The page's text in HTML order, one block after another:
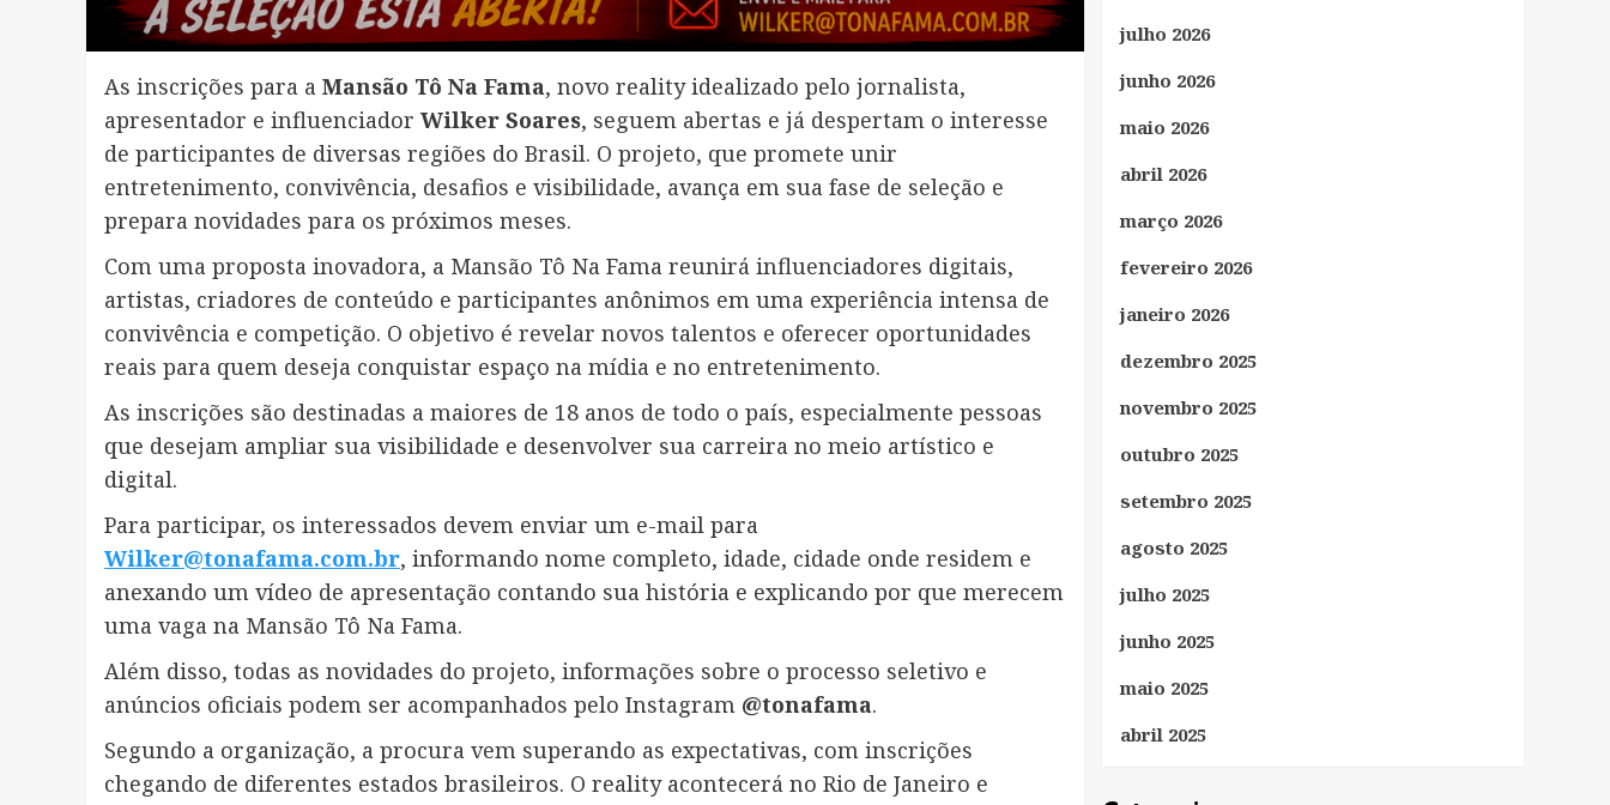
As inscrições para a Mansão Tô Na Fama, novo reality idealizado pelo jornalista,
apresentador e influenciador Wilker Soares, seguem abertas e já despertam o interesse
de participantes de diversas regiões do Brasil. O projeto, que promete unir
entretenimento, convivência, desafios e visibilidade, avança em sua fase de seleção e
prepara novidades para os próximos meses.
Com uma proposta inovadora, a Mansão Tô Na Fama reunirá influenciadores digitais,
artistas, criadores de conteúdo e participantes anônimos em uma experiência intensa de
convivência e competição. O objetivo é revelar novos talentos e oferecer oportunidades
reais para quem deseja conquistar espaço na mídia e no entretenimento.
As inscrições são destinadas a maiores de 18 anos de todo o país, especialmente pessoas
que desejam ampliar sua visibilidade e desenvolver sua carreira no meio artístico e
digital.
Para participar, os interessados devem enviar um e-mail para
Wilker@tonafama.com.br, informando nome completo, idade, cidade onde residem e
anexando um vídeo de apresentação contando sua história e explicando por que merecem
uma vaga na Mansão Tô Na Fama.
Além disso, todas as novidades do projeto, informações sobre o processo seletivo e
anúncios oficiais podem ser acompanhados pelo Instagram @tonafama.
Segundo a organização, a procura vem superando as expectativas, com inscrições
chegando de diferentes estados brasileiros. O reality acontecerá no Rio de Janeiro e
julho 2026
junho 2026
maio 2026
abril 2026
março 2026
fevereiro 2026
janeiro 2026
dezembro 2025
novembro 2025
outubro 2025
setembro 2025
agosto 2025
julho 2025
junho 2025
maio 2025
abril 2025